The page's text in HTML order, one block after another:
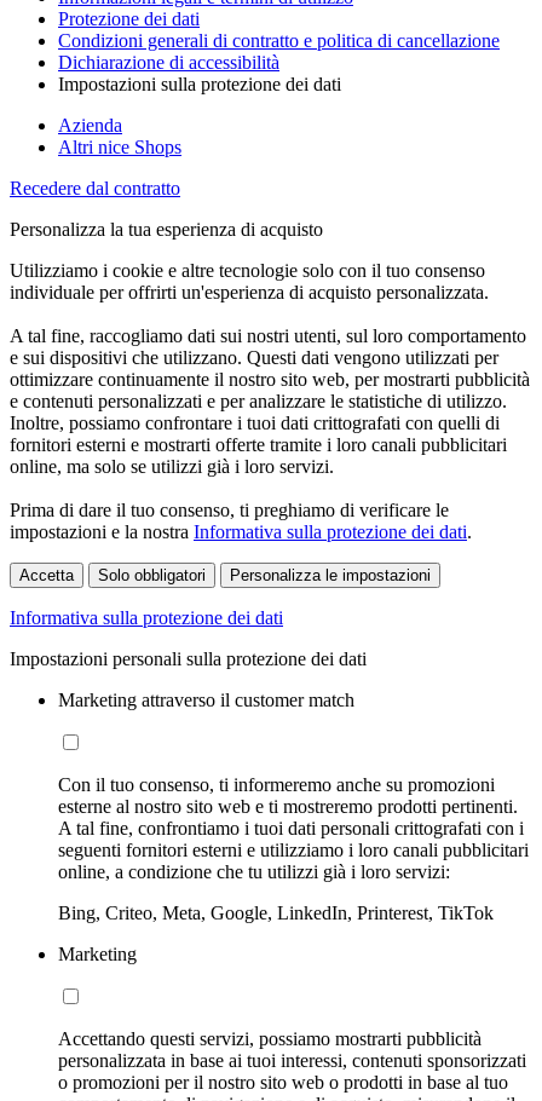
Protezione dei dati
Condizioni generali di contratto e politica di cancellazione
Dichiarazione di accessibilità
Impostazioni sulla protezione dei dati
Azienda
Altri nice Shops
Recedere dal contratto
Personalizza la tua esperienza di acquisto
Utilizziamo i cookie e altre tecnologie solo con il tuo consenso
individuale per offrirti un'esperienza di acquisto personalizzata.
A tal fine, raccogliamo dati sui nostri utenti, sul loro comportamento
e sui dispositivi che utilizzano. Questi dati vengono utilizzati per
ottimizzare continuamente il nostro sito web, per mostrarti pubblicità
e contenuti personalizzati e per analizzare le statistiche di utilizzo.
Inoltre, possiamo confrontare i tuoi dati crittografati con quelli di
fornitori esterni e mostrarti offerte tramite i loro canali pubblicitari
online, ma solo se utilizzi già i loro servizi.
Prima di dare il tuo consenso, ti preghiamo di verificare le
impostazioni e la nostra Informativa sulla protezione dei dati.
Accetta Solo obbligatori Personalizza le impostazioni
Informativa sulla protezione dei dati
Impostazioni personali sulla protezione dei dati
Marketing attraverso il customer match
Con il tuo consenso, ti informeremo anche su promozioni
esterne al nostro sito web e ti mostreremo prodotti pertinenti.
A tal fine, confrontiamo i tuoi dati personali crittografati con i
seguenti fornitori esterni e utilizziamo i loro canali pubblicitari
online, a condizione che tu utilizzi già i loro servizi:
Bing, Criteo, Meta, Google, LinkedIn, Printerest, TikTok
Marketing
Accettando questi servizi, possiamo mostrarti pubblicità
personalizzata in base ai tuoi interessi, contenuti sponsorizzati
o promozioni per il nostro sito web o prodotti in base al tuo